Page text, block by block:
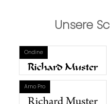
Unsere
Ondine
Arno Pro